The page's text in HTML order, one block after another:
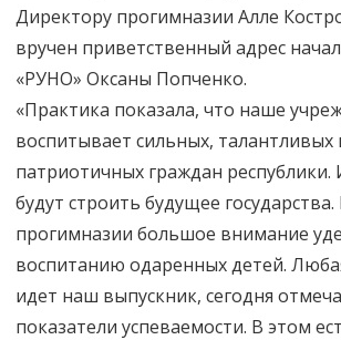
Директору прогимназии Алле
вручен приветственный адрес
«РУНО» Оксаны Попченко.
«Практика показала, что наше
воспитывает сильных, талантливых
патриотичных граждан
будут строить будущее
прогимназии большое внимание
воспитанию одаренных детей.
идет наш выпускник, сегодня
показатели успеваемости. В этом